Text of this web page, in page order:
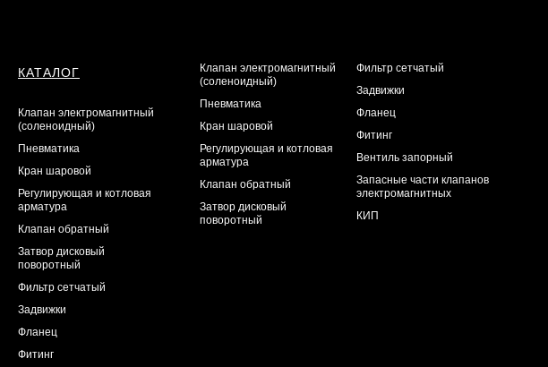
КАТАЛОГ
Клапан электромагнитный
(соленоидный)
Пневматика
Кран шаровой
Регулирующая и котловая
арматура
Клапан обратный
Затвор дисковый
поворотный
Фильтр сетчатый
Задвижки
Фланец
Фитинг
Клапан электромагнитный
(соленоидный)
Пневматика
Кран шаровой
Регулирующая и котловая
арматура
Клапан обратный
Затвор дисковый
поворотный
Фильтр сетчатый
Задвижки
Фланец
Фитинг
Вентиль запорный
Запасные части клапанов
электромагнитных
КИП